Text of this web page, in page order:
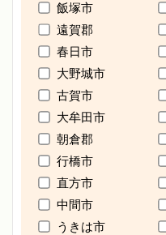
飯塚市
遠賀郡
春日市
大野城市
古賀市
大牟田市
朝倉郡
行橋市
直方市
中間市
うきは市